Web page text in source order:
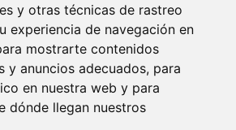
y otras técnicas de rastreo
experiencia de navegación en
mostrarte contenidos
y anuncios adecuados, para
en nuestra web y para
dónde llegan nuestros
DE COOKIES
POLITICA DE PRIVACIDAD
QUÉ LEER
SORTEO-PREESTRENOS